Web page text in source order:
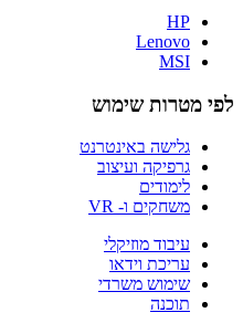
HP
Lenovo
MSI
לפי מטרות שימוש
גלישה באינטרנט
גרפיקה ועיצוב
לימודים
משחקים ו- VR
עיבוד מוזיקלי
עריכת וידאו
שימוש משרדי
תוכנה